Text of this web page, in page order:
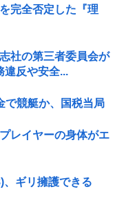
完全否定した『理
社の第三者委員会が
反や安全...
競艇か、国税当局
レイヤーの身体がエ
ギリ擁護できる